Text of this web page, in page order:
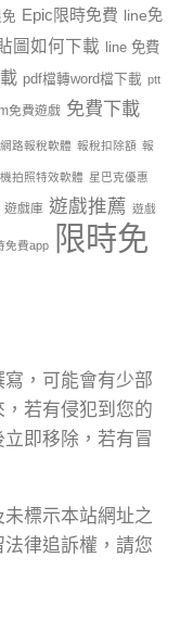
Epic限時免費 line免
圖如何下載
line 免費
pdf檔轉word檔下載 ptt
免費遊戲 免費下載
路報稅軟體 報稅扣除額 報
拍照特效軟體 星巴克優惠
遊戲庫 遊戲推薦 遊戲
免費app
限時免
，可能會有少部
若有侵犯到您的
即移除，若有冒
標示本站網址之
律追訴權，請您